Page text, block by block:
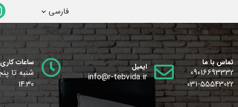
فارسی
تماس با ما
09016693332
031-55543022
ایمیل
info@r-tebvida.ir
ساعات کاری
14:30